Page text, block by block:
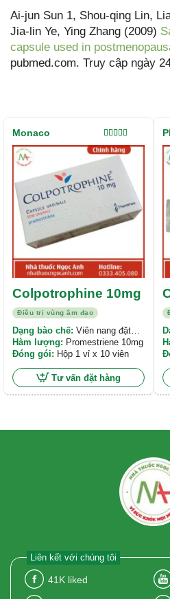
Ai-jun Sun 1, Shou-qing Lin,
Jia-lin Ye, Ying Zhang (2009)
capsule used in
pubmed.com. Truy cập ngày
Điều trị vùng âm đạo
Colpotrophine 10mg
Được xếp
hạng5.00
sao
Dạng bào chế: Viên nang đặt
âm đạo
Hàm lượng: Promestriene 10mg
Đóng gói: Hộp 1 vỉ x 10 viên
Tư vấn đặt hàng
Monaco
Liên kết với chúng tôi
41K liked